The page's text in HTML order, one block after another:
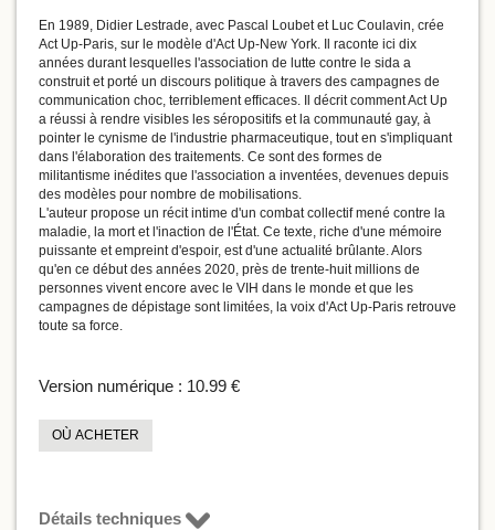
En 1989, Didier Lestrade, avec Pascal Loubet et Luc Coulavin, crée
Act Up-Paris, sur le modèle d'Act Up-New York. Il raconte ici dix
années durant lesquelles l'association de lutte contre le sida a
construit et porté un discours politique à travers des campagnes de
communication choc, terriblement efﬁcaces. Il décrit comment Act Up
a réussi à rendre visibles les séropositifs et la communauté gay, à
pointer le cynisme de l'industrie pharmaceutique, tout en s'impliquant
dans l'élaboration des traitements. Ce sont des formes de
militantisme inédites que l'association a inventées, devenues depuis
des modèles pour nombre de mobilisations.
L'auteur propose un récit intime d'un combat collectif mené contre la
maladie, la mort et l'inaction de l'État. Ce texte, riche d'une mémoire
puissante et empreint d'espoir, est d'une actualité brûlante. Alors
qu'en ce début des années 2020, près de trente-huit millions de
personnes vivent encore avec le VIH dans le monde et que les
campagnes de dépistage sont limitées, la voix d'Act Up-Paris retrouve
toute sa force.
Version numérique : 10.99 €
OÙ ACHETER
Détails techniques